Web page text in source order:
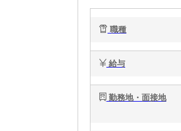
職種
給与
勤務地・面接地